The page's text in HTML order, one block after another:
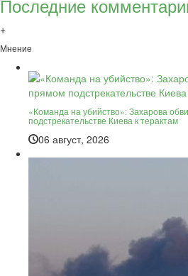
Последние
+
Мнение
«Команда на убийство»: Захарова
подстрекательстве Киева к терактам
06 август, 2026